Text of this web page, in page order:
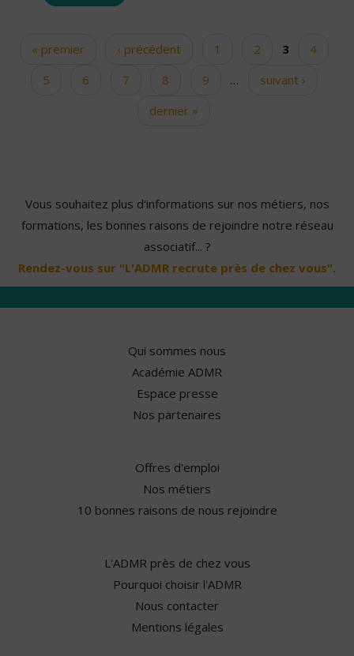
Pages« premier ‹ précédent 1 2 3
4
5
6 7 8 9 …
suivant ›
dernier »
Vous souhaitez plus d'informations sur nos métiers, nos
formations, les bonnes raisons de rejoindre notre réseau
associatif... ?
Rendez-vous sur "L'ADMR recrute près de chez vous".
Qui sommes nous
Académie ADMR
Espace presse
Nos partenaires
Offres d'emploi
Nos métiers
10 bonnes raisons de nous rejoindre
L'ADMR près de chez vous
Pourquoi choisir l'ADMR
Nous contacter
Mentions légales